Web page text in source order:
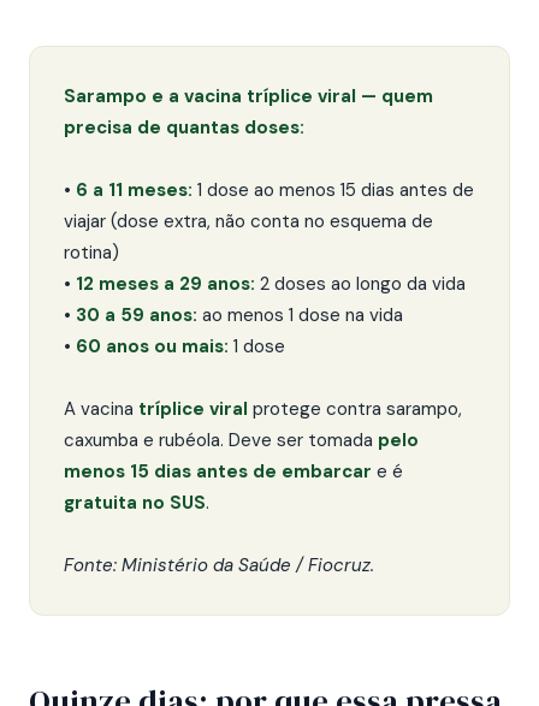
Sarampo e a vacina tríplice viral — quem
precisa de quantas doses:
• 6 a 11 meses: 1 dose ao menos 15 dias antes de
viajar (dose extra, não conta no esquema de
rotina)
• 12 meses a 29 anos: 2 doses ao longo da vida
• 30 a 59 anos: ao menos 1 dose na vida
• 60 anos ou mais: 1 dose
A vacina tríplice viral protege contra sarampo,
caxumba e rubéola. Deve ser tomada pelo
menos 15 dias antes de embarcar e é
gratuita no SUS.
Fonte: Ministério da Saúde / Fiocruz.